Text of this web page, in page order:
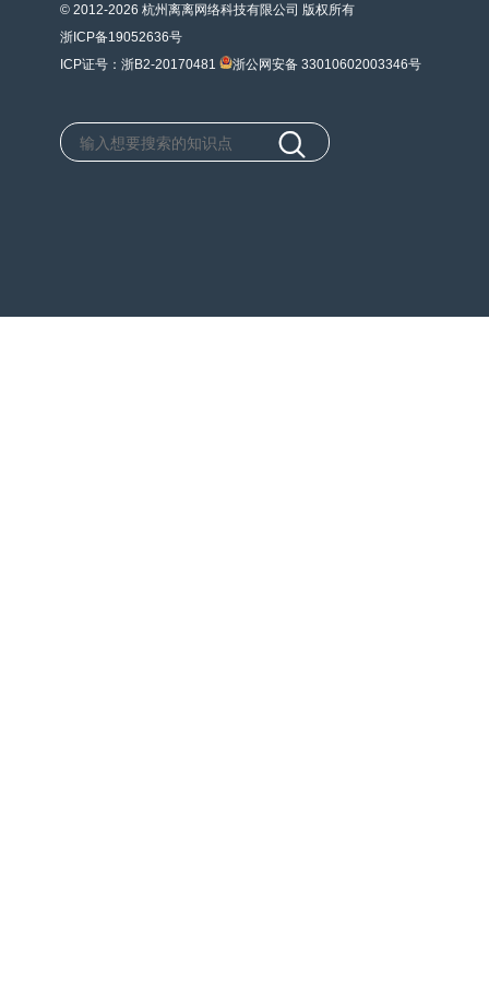
© 2012-2026 杭州离离网络科技有限公司 版权所有
浙ICP备19052636号
ICP证号：浙B2-20170481
浙公网安备 33010602003346号